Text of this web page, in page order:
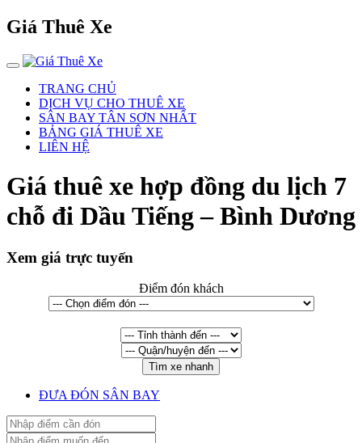
Giá Thuê Xe
TRANG CHỦ
DỊCH VỤ CHO THUÊ XE
SÂN BAY TÂN SƠN NHẤT
BẢNG GIÁ THUÊ XE
LIÊN HỆ
Giá thuê xe hợp đồng du lịch 7
chỗ đi Dầu Tiếng – Bình Dương
Xem giá trực tuyến
Điểm đón khách
Tìm xe nhanh
ĐƯA ĐÓN SÂN BAY